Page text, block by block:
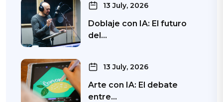
13 July, 2026
Doblaje con IA: El futuro
del…
13 July, 2026
Arte con IA: El debate
entre…